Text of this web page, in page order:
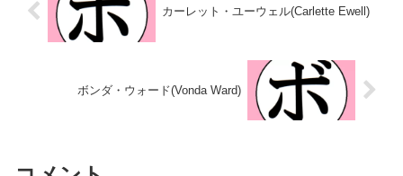
カーレット・ユーウェル(Carlette Ewell)
ボンダ・ウォード(Vonda Ward)